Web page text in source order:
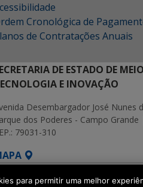
Cronológica de
de Contratações Anuais
DE ESTADO DE
E INOVAÇÃO
Desembargador José Nunes
dos Poderes - Campo Grande
79031-310
| Secretaria-
para permitir uma melhor